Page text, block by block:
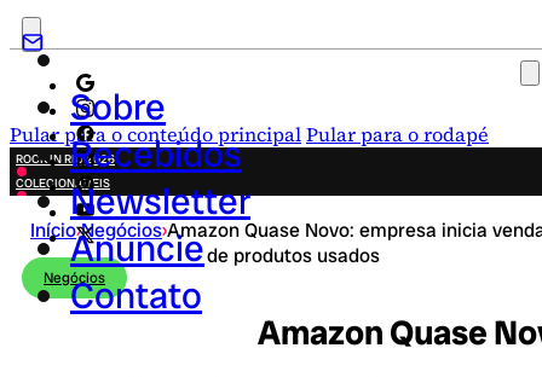
Pular para o conteúdo principalPular para o rodapé
Sobre
Recebidos
Newsletter
Anuncie
Contato
ROCK IN RIO 2026
COLECIONÁVEIS
FESTA JUNINA
NOVIDADES
CAMPANHAS CRIATIVAS
Início›Negócios›Amazon Quase Novo: empresa inicia
de produtos usados
Negócios
Amazon Quase